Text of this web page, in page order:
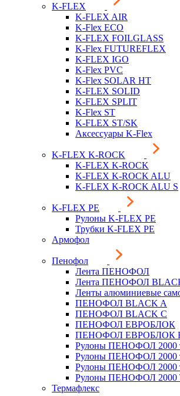
K-FLEX
K-FLEX AIR
K-Flex ECO
K-FLEX FOILGLASS
K-Flex FUTUREFLEX
K-FLEX IGO
K-Flex PVC
K-Flex SOLAR HT
K-FLEX SOLID
K-FLEX SPLIT
K-Flex ST
K-FLEX ST/SK
Аксессуары K-Flex
K-FLEX K-ROCK
K-FLEX K-ROCK
K-FLEX K-ROCK ALU
K-FLEX K-ROCK ALU S
K-FLEX PE
Рулоны K-FLEX PE
Трубки K-FLEX PE
Армофол
Пенофол
Лента ПЕНОФОЛ
Лента ПЕНОФОЛ
Ленты алюминиевые
ПЕНОФОЛ BLACK A
ПЕНОФОЛ BLACK С
ПЕНОФОЛ ЕВРОБЛОК
ПЕНОФОЛ ЕВРОБЛОК
Рулоны ПЕНОФОЛ 2000
Рулоны ПЕНОФОЛ 2000
Рулоны ПЕНОФОЛ 2000
Рулоны ПЕНОФОЛ
Термафлекс